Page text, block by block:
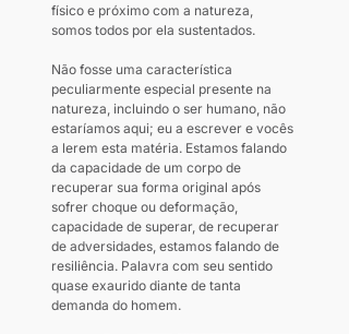
físico e próximo com a natureza,
somos todos por ela sustentados.
Não fosse uma característica
peculiarmente especial presente na
natureza, incluindo o ser humano, não
estaríamos aqui; eu a escrever e vocês
a lerem esta matéria. Estamos falando
da capacidade de um corpo de
recuperar sua forma original após
sofrer choque ou deformação,
capacidade de superar, de recuperar
de adversidades, estamos falando de
resiliência. Palavra com seu sentido
quase exaurido diante de tanta
demanda do homem.